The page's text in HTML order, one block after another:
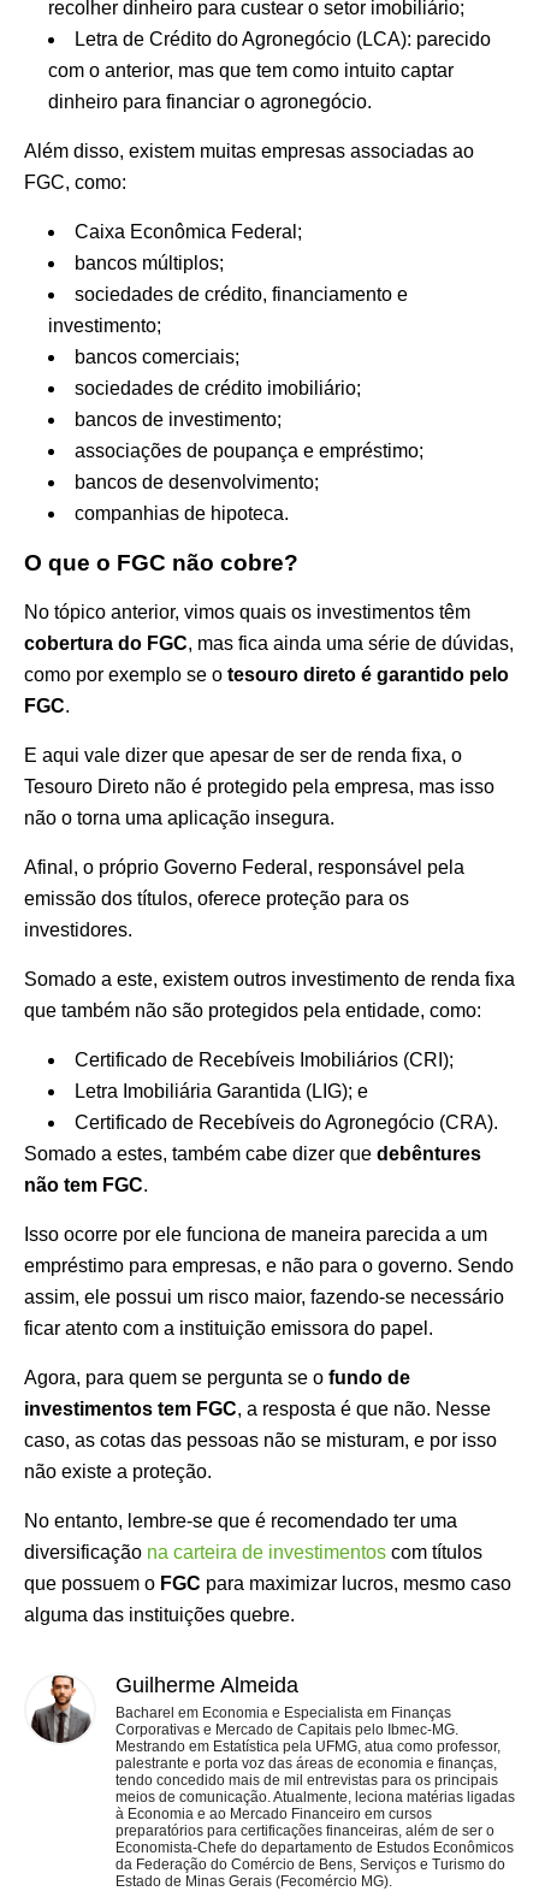
recolher dinheiro para custear o setor imobiliário;
Letra de Crédito do Agronegócio (LCA): parecido
com o anterior, mas que tem como intuito captar
dinheiro para financiar o agronegócio.
Além disso, existem muitas empresas associadas ao
FGC, como:
Caixa Econômica Federal;
bancos múltiplos;
sociedades de crédito, financiamento e
investimento;
bancos comerciais;
sociedades de crédito imobiliário;
bancos de investimento;
associações de poupança e empréstimo;
bancos de desenvolvimento;
companhias de hipoteca.
O que o FGC não cobre?
No tópico anterior, vimos quais os investimentos têm
cobertura do FGC, mas fica ainda uma série de dúvidas,
como por exemplo se o tesouro direto é garantido pelo
FGC.
E aqui vale dizer que apesar de ser de renda fixa, o
Tesouro Direto não é protegido pela empresa, mas isso
não o torna uma aplicação insegura.
Afinal, o próprio Governo Federal, responsável pela
emissão dos títulos, oferece proteção para os
investidores.
Somado a este, existem outros investimento de renda fixa
que também não são protegidos pela entidade, como:
Certificado de Recebíveis Imobiliários (CRI);
Letra Imobiliária Garantida (LIG); e
Certificado de Recebíveis do Agronegócio (CRA).
Somado a estes, também cabe dizer que debêntures
não tem FGC.
Isso ocorre por ele funciona de maneira parecida a um
empréstimo para empresas, e não para o governo. Sendo
assim, ele possui um risco maior, fazendo-se necessário
ficar atento com a instituição emissora do papel.
Agora, para quem se pergunta se o fundo de
investimentos tem FGC, a resposta é que não. Nesse
caso, as cotas das pessoas não se misturam, e por isso
não existe a proteção.
No entanto, lembre-se que é recomendado ter uma
diversificação na carteira de investimentos com títulos
que possuem o FGC para maximizar lucros, mesmo caso
alguma das instituições quebre.
Guilherme Almeida
Bacharel em Economia e Especialista em Finanças
Corporativas e Mercado de Capitais pelo Ibmec-MG.
Mestrando em Estatística pela UFMG, atua como professor,
palestrante e porta voz das áreas de economia e finanças,
tendo concedido mais de mil entrevistas para os principais
meios de comunicação. Atualmente, leciona matérias ligadas
à Economia e ao Mercado Financeiro em cursos
preparatórios para certificações financeiras, além de ser o
Economista-Chefe do departamento de Estudos Econômicos
da Federação do Comércio de Bens, Serviços e Turismo do
Estado de Minas Gerais (Fecomércio MG).